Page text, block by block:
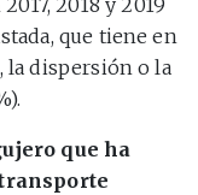
que tiene en
la dispersión o la
que ha